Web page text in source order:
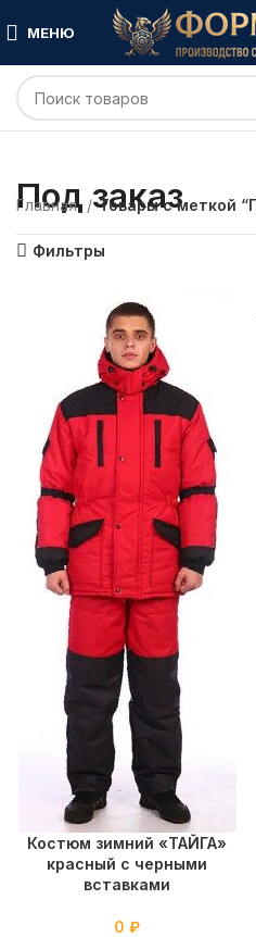
МЕНЮ
Под заказ
Главная Товары с меткой
Фильтры
Костюм зимний «ТАЙГА»
красный с черными
вставками
0 ₽